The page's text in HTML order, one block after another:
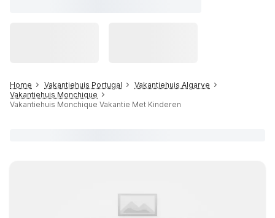
Home Vakantiehuis Portugal
Vakantiehuis Algarve
Vakantiehuis Monchique
Vakantiehuis Monchique Vakantie Met Kinderen